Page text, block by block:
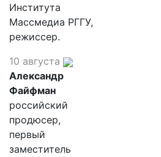
Института
Массмедиа РГГУ,
режиссер.
10 августа
Александр
Файфман
российский
продюсер,
первый
заместитель